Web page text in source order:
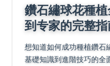
鑽石繡球花種
到专家的完整
想知道如何成功種植鑽石
基礎知識到進階技巧的全